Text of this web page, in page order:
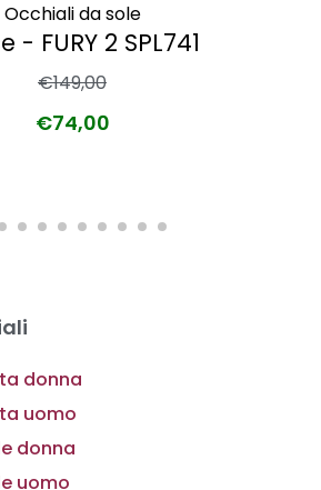
Occhiali da sole
- FURY 2 SPL741
€149,00
€74,00
donna
uomo
donna
uomo